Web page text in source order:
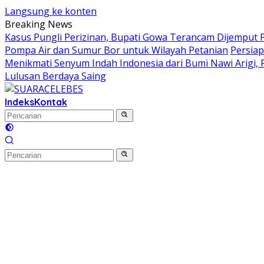
Langsung ke konten
Breaking News
Kasus Pungli Perizinan, Bupati Gowa Terancam Dijemput
Pompa Air dan Sumur Bor untuk Wilayah Petanian
Menikmati Senyum Indah Indonesia dari Bumi Nawi Arigi,
Lulusan Berdaya Saing
IndeksKontak